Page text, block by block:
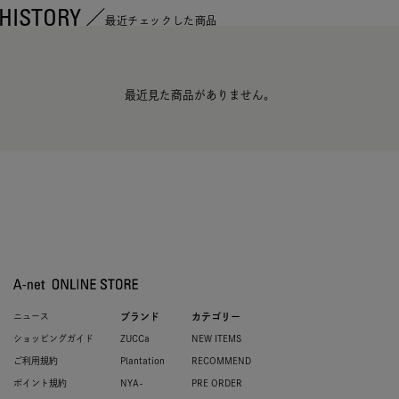
最近チェックした商品
最近見た商品がありません。
ニュース
ショッピングガイド
ご利用規約
ポイント規約
ブランド
ZUCCa
Plantation
NYA-
カテゴリー
NEW ITEMS
RECOMMEND
PRE ORDER